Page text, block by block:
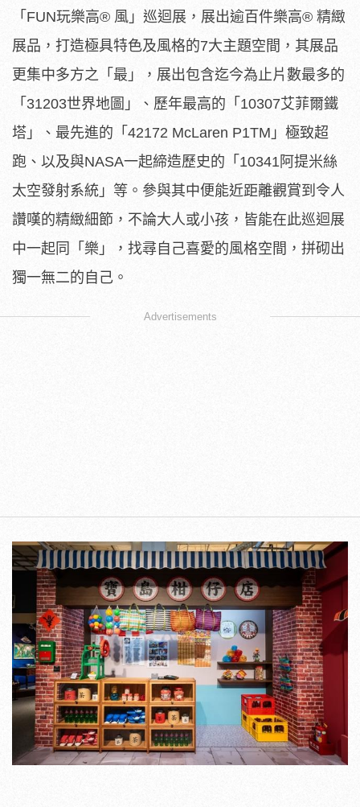
「FUN玩樂高® 風」巡迴展，展出逾百件樂高® 精緻
展品，打造極具特色及風格的7大主題空間，其展品
更集中多方之「最」，展出包含迄今為止片數最多的
「31203世界地圖」、歷年最高的「10307艾菲爾鐵
塔」、最先進的「42172 McLaren P1TM」極致超
跑、以及與NASA一起締造歷史的「10341阿提米絲
太空發射系統」等。參與其中便能近距離觀賞到令人
讚嘆的精緻細節，不論大人或小孩，皆能在此巡迴展
中一起同「樂」，找尋自己喜愛的風格空間，拼砌出
獨一無二的自己。
Advertisements